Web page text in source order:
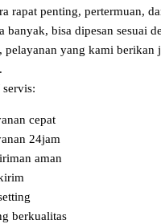
rapat penting, pertermuan,
banyak, bisa dipesan sesuai
pelayanan yang kami berikan
cepat
24jam
aman
berkualitas